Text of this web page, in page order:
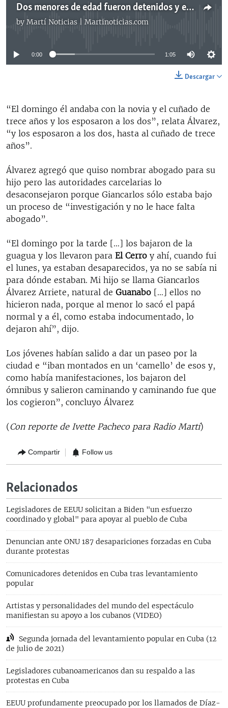
Dos menores de edad fueron detenidos y esposados durante las manifestaciones en Cuba
by Martí Noticias | Martinoticias.com
No media source currently available
0:00 1:05
Descargar
“El domingo él andaba con la novia y el cuñado de
trece años y los esposaron a los dos”, relata Álvarez,
“y los esposaron a los dos, hasta al cuñado de trece
años”.
Álvarez agregó que quiso nombrar abogado para su
hijo pero las autoridades carcelarias lo
desaconsejaron porque Giancarlos sólo estaba bajo
un proceso de “investigación y no le hace falta
abogado”.
“El domingo por la tarde […] los bajaron de la
guagua y los llevaron para El Cerro y ahí, cuando fui
el lunes, ya estaban desaparecidos, ya no se sabía ni
para dónde estaban. Mi hijo se llama Giancarlos
Álvarez Arriete, natural de Guanabo […] ellos no
hicieron nada, porque al menor lo sacó el papá
normal y a él, como estaba indocumentado, lo
dejaron ahí”, dijo.
Los jóvenes habían salido a dar un paseo por la
ciudad e “iban montados en un ‘camello’ de esos y,
como había manifestaciones, los bajaron del
ómnibus y salieron caminando y caminando fue que
los cogieron”, concluyo Álvarez
(Con reporte de Ivette Pacheco para Radio Martí)
Compartir Follow us
Relacionados
Legisladores de EEUU solicitan a Biden "un esfuerzo
coordinado y global" para apoyar al pueblo de Cuba
Denuncian ante ONU 187 desapariciones forzadas en Cuba
durante protestas
Comunicadores detenidos en Cuba tras levantamiento
popular
Artistas y personalidades del mundo del espectáculo
manifiestan su apoyo a los cubanos (VIDEO)
Segunda jornada del levantamiento popular en Cuba (12
de julio de 2021)
Legisladores cubanoamericanos dan su respaldo a las
protestas en Cuba
EEUU profundamente preocupado por los llamados de Díaz-